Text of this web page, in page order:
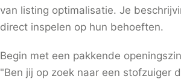
van listing optimalisatie. Je
direct inspelen op hun behoeften.
Begin met een pakkende
"Ben jij op zoek naar een stofzuiger